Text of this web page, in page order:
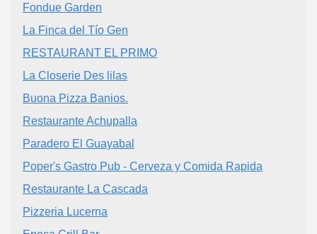
Fondue Garden
La Finca del Tío Gen
RESTAURANT EL PRIMO
La Closerie Des lilas
Buona Pizza Banios.
Restaurante Achupalla
Paradero El Guayabal
Poper's Gastro Pub - Cerveza y Comida Rapida
Restaurante La Cascada
Pizzeria Lucerna